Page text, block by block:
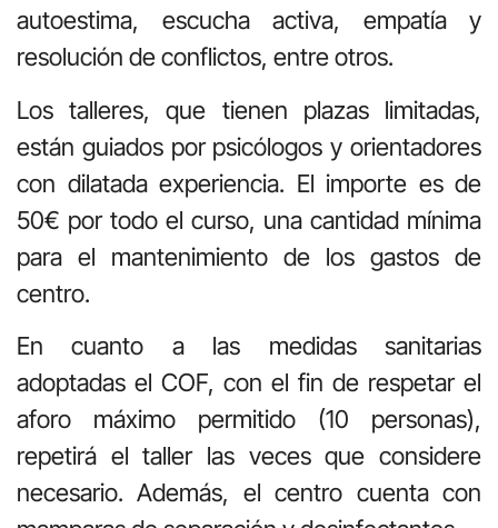
autoestima, escucha activa, empatía y
resolución de conflictos, entre otros.
Los talleres, que tienen plazas limitadas,
están guiados por psicólogos y orientadores
con dilatada experiencia. El importe es de
50€ por todo el curso, una cantidad mínima
para el mantenimiento de los gastos de
centro.
En cuanto a las medidas sanitarias
adoptadas el COF, con el fin de respetar el
aforo máximo permitido (10 personas),
repetirá el taller las veces que considere
necesario. Además, el centro cuenta con